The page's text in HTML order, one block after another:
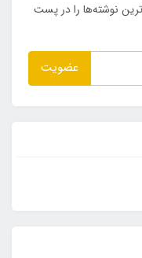
نوشته‌ها را در پست
عضویت